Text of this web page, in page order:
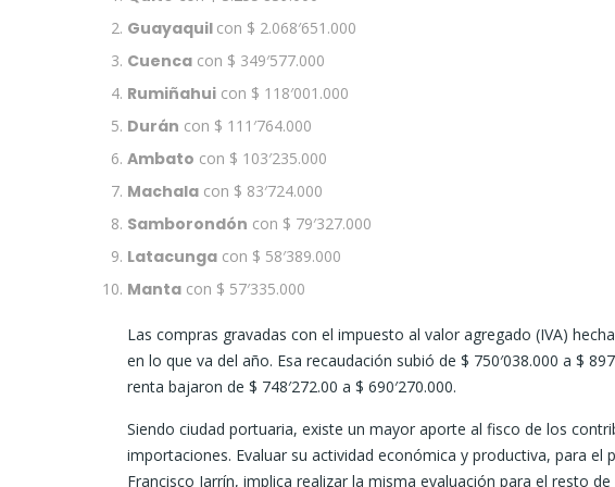
Guayaquil con $ 2.068′651.000
Cuenca con $ 349′577.000
Rumiñahui con $ 118′001.000
Durán con $ 111′764.000
Ambato con $ 103′235.000
Machala con $ 83′724.000
Samborondón con $ 79′327.000
Latacunga con $ 58′389.000
Manta con $ 57′335.000
Las compras gravadas con el impuesto al valor agregado (IVA)
en lo que va del año. Esa recaudación subió de $ 750′038.000 a $
renta bajaron de $ 748′272.00 a $ 690′270.000.
Siendo ciudad portuaria, existe un mayor aporte al fisco de los
importaciones. Evaluar su actividad económica y productiva, para el
Francisco Jarrín, implica realizar la misma evaluación para el resto